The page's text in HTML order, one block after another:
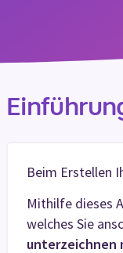
Beim Erstellen
Mithilfe dieses
welches Sie
unterzeichnen